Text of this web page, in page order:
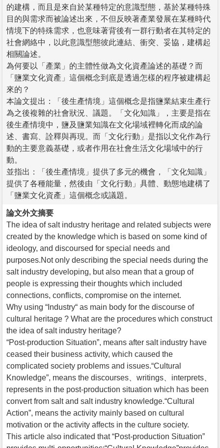
的建構，而且是來自於某種特定的意識型態，基於某種特殊
目的與需求而被論述出來，不但反映著產業發展在某種時代
情境下的特殊需求，也意味著背後有一群行動者在其特定的
社會網絡中，以此意識型態彼此連結、衝突、妥協，建構起
相關論述。
為何要以「產業」的主體性做為文化資產論述的基礎？而
「鹽業文化資產」這個概念到底是透過怎樣的程序被建構起
來的？
本論文提出：「後生產情境」這個概念是指鹽業結束生產行
為之後複雜的社會狀況、議題。「文化知識」，主要是指在
後生產情境中，鹽及鹽業知識在文化場域裡轉化而成的論
述、書寫、詮釋與再現。而「文化行動」是指以文化作為行
動的主要意義基礎，或者作用在社會生活文化場域中的行
動。
並指出：「後生產情境」提供了多元的機會，「文化知識」
提供了各種能量，然後由「文化行動」具體、動態地建構了
「鹽業文化資產」這個概念或議題。
論文外文摘要
The idea of salt industry heritage and related subjects were
created by the knowledge which is based on some kind of
ideology, and discoursed for special needs and
purposes.Not only describing the special needs during the
salt industry developing, but also mean that a group of
people is expressing their thoughts which included
connections, conflicts, compromise on the internet.
Why using “Industry“ as main body for the discourse of
cultural heritage ? What are the procedures which construct
the idea of salt industry heritage?
“Post-production Situation”, means after salt industry have
ceased their business activity, which caused the
complicated society problems and issues.“Cultural
Knowledge”, means the discourses、writings、interprets、
represents in the post-production situation which has been
convert from salt and salt industry knowledge.“Cultural
Action”, means the activity mainly based on cultural
motivation or the activity affects in the culture society.
This article also indicated that “Post-production Situation”